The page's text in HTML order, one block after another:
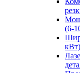
(6-
кВт)